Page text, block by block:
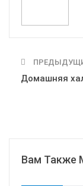
Домашняя
Вам Также